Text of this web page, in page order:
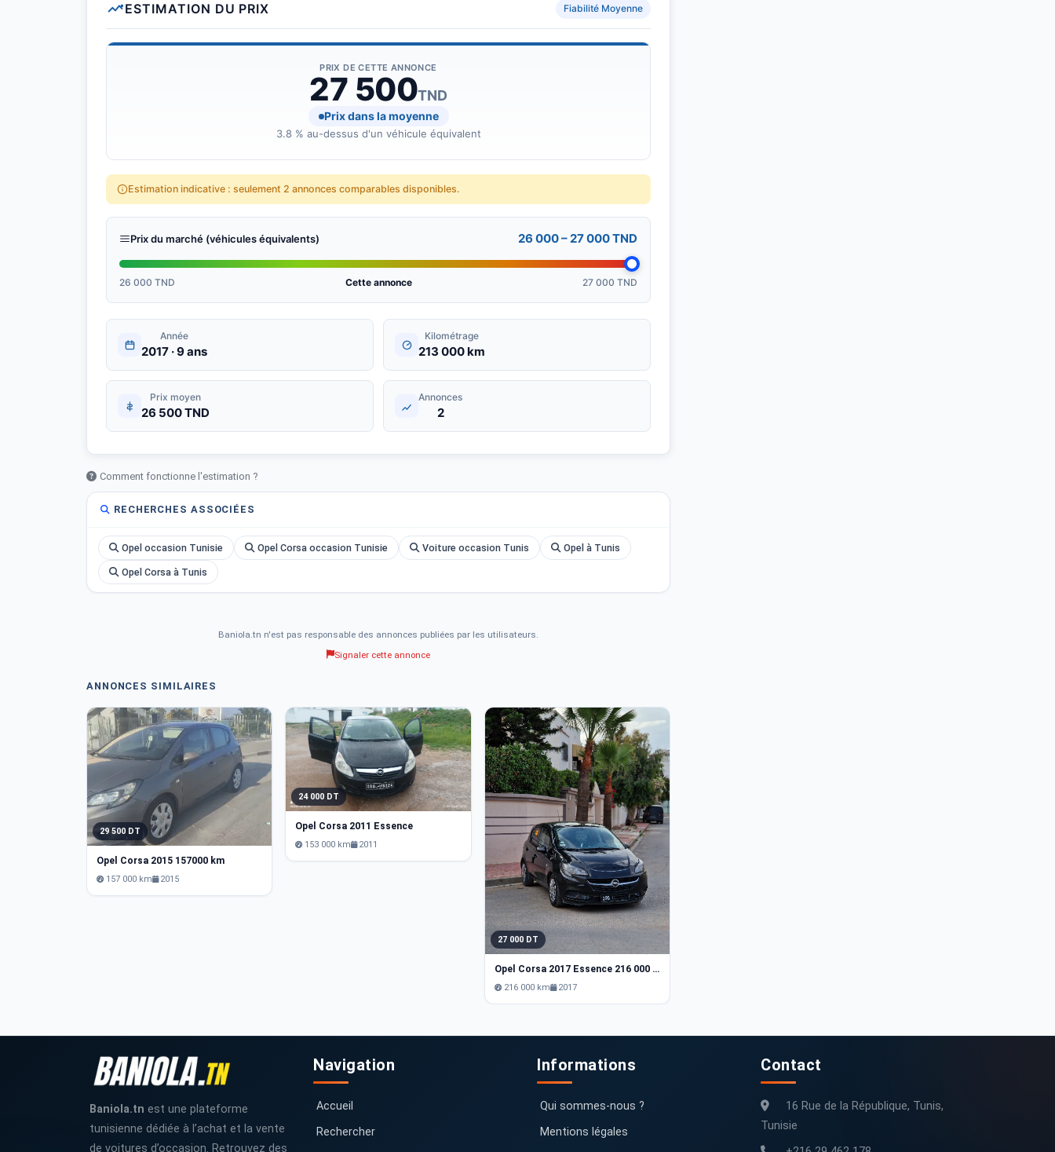
ESTIMATION DU PRIX Fiabilité Moyenne
PRIX DE CETTE ANNONCE
27 500TND
Prix dans la moyenne
3.8 % au-dessus d'un véhicule équivalent
Estimation indicative : seulement 2 annonces comparables disponibles.
Prix du marché (véhicules équivalents) 26 000 – 27 000 TND
26 000 TND Cette annonce 27 000 TND
Année
2017 · 9 ans
Kilométrage
213 000 km
Prix moyen
26 500 TND
Annonces
2
Comment fonctionne l'estimation ?
RECHERCHES ASSOCIÉES
Opel occasion Tunisie Opel Corsa occasion Tunisie Voiture occasion Tunis Opel à Tunis
Opel Corsa à Tunis
Baniola.tn n'est pas responsable des annonces publiées par les utilisateurs.
Signaler cette annonce
ANNONCES SIMILAIRES
29 500 DT
Opel Corsa 2015 157000 km
157 000 km 2015
24 000 DT
Opel Corsa 2011 Essence
153 000 km 2011
27 000 DT
Opel Corsa 2017 Essence 216 000 km Tunis
216 000 km 2017
Baniola.tn est une plateforme
tunisienne dédiée à l’achat et la vente
de voitures d’occasion. Retrouvez des
Navigation
Accueil
Rechercher
Informations
Qui sommes-nous ?
Mentions légales
Contact
16 Rue de la République, Tunis,
Tunisie